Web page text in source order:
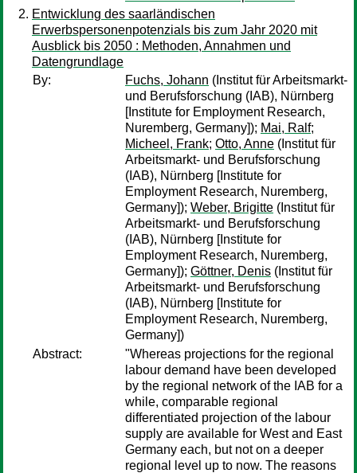
Entwicklung des saarländischen
Erwerbspersonenpotenzials bis zum Jahr 2020 mit
Ausblick bis 2050 : Methoden, Annahmen und
Datengrundlage
By:
Fuchs, Johann (Institut für Arbeitsmarkt-
und Berufsforschung (IAB), Nürnberg
[Institute for Employment Research,
Nuremberg, Germany]); Mai, Ralf;
Micheel, Frank; Otto, Anne (Institut für
Arbeitsmarkt- und Berufsforschung
(IAB), Nürnberg [Institute for
Employment Research, Nuremberg,
Germany]); Weber, Brigitte (Institut für
Arbeitsmarkt- und Berufsforschung
(IAB), Nürnberg [Institute for
Employment Research, Nuremberg,
Germany]); Göttner, Denis (Institut für
Arbeitsmarkt- und Berufsforschung
(IAB), Nürnberg [Institute for
Employment Research, Nuremberg,
Germany])
Abstract:
"Whereas projections for the regional
labour demand have been developed
by the regional network of the IAB for a
while, comparable regional
differentiated projection of the labour
supply are available for West and East
Germany each, but not on a deeper
regional level up to now. The reasons